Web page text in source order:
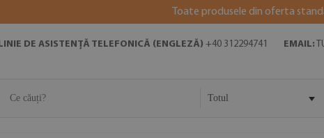
Toate produsele din oferta
DE ASISTENȚĂ TELEFONICĂ (ENGLEZĂ) +40 312294741 EMAIL:
Totul